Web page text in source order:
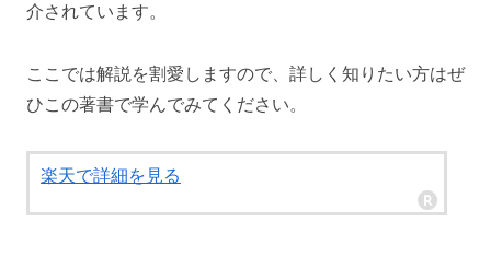
介されています。
ここでは解説を割愛しますので、詳しく知りたい方はぜ
ひこの著書で学んでみてください。
楽天で詳細を見る